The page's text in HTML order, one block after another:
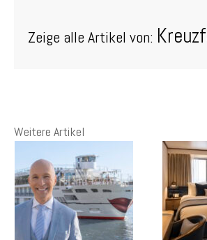
Zeige alle Artikel von:
Weitere Artikel